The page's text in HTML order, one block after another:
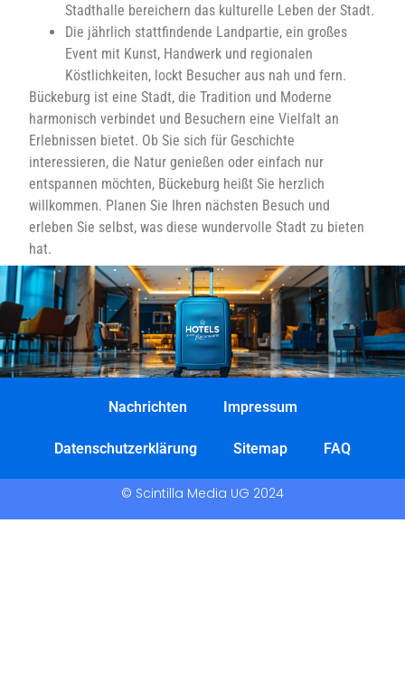
Stadthalle bereichern das kulturelle Leben der Stadt.
Die jährlich stattfindende Landpartie, ein großes
Event mit Kunst, Handwerk und regionalen
Köstlichkeiten, lockt Besucher aus nah und fern.
Bückeburg ist eine Stadt, die Tradition und Moderne
harmonisch verbindet und Besuchern eine Vielfalt an
Erlebnissen bietet. Ob Sie sich für Geschichte
interessieren, die Natur genießen oder einfach nur
entspannen möchten, Bückeburg heißt Sie herzlich
willkommen. Planen Sie Ihren nächsten Besuch und
erleben Sie selbst, was diese wundervolle Stadt zu bieten
hat.
Nachrichten Impressum
Datenschutzerklärung Sitemap FAQ
© Scintilla Media UG 2024